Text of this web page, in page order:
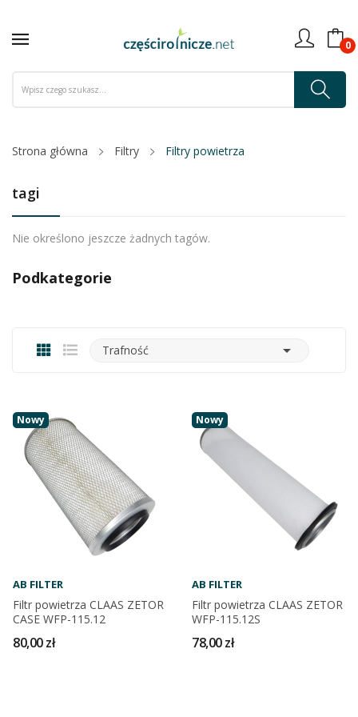
0
Strona główna Filtry Filtry powietrza
tagi
Nie określono jeszcze żadnych tagów.
Podkategorie
Trafność 
Nowy
AB FILTER
Filtr powietrza CLAAS ZETOR
CASE WFP-115.12
80,00 zł
Nowy
AB FILTER
Filtr powietrza CLAAS ZETOR
WFP-115.12S
78,00 zł